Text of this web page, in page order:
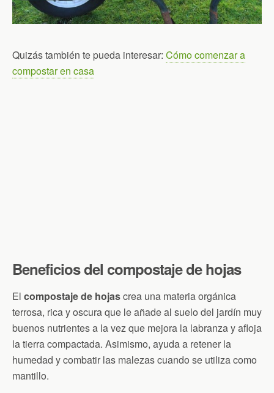
Quizás también te pueda interesar: Cómo comenzar a
compostar en casa
Beneficios del compostaje de hojas
El compostaje de hojascrea una materia orgánica
terrosa, rica y oscura que le añade al suelo del jardín muy
buenos nutrientes a la vez que mejora la labranza y afloja
la tierra compactada. Asimismo, ayuda a retener la
humedad y combatir las malezas cuando se utiliza como
mantillo.